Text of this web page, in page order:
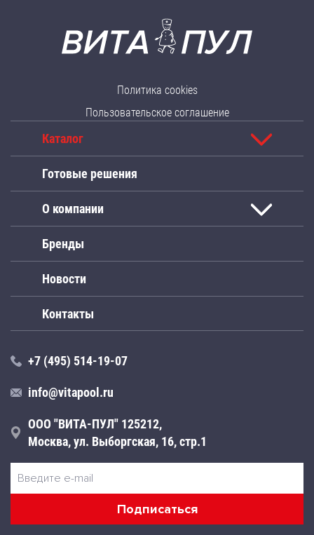
Политика cookies
Пользовательское соглашение
Каталог
Готовые решения
О компании
Бренды
Новости
Контакты
+7 (495) 514-19-07
info@vitapool.ru
ООО "ВИТА-ПУЛ" 125212,
Москва, ул. Выборгская, 16, стр.1